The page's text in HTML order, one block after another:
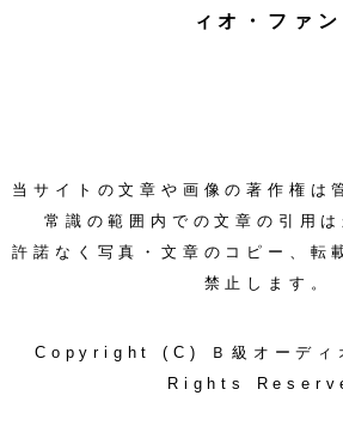
ィオ・ファン
当サイトの文章や画像の著作権は
常識の範囲内での文章の引用
許諾なく写真・文章のコピー、転
禁止します。
Copyright (C) Ｂ級オーディ
Rights